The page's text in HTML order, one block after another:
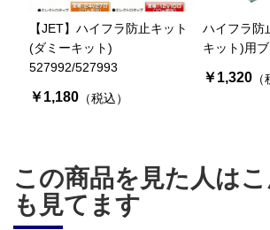
【JET】ハイフラ防止キット
(ダミーキット)
527992/527993
￥1,180（税込）
ハイフラ防
キット)用
￥1,320（
この商品を見た人は
も見てます